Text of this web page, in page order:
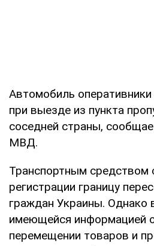
Автомобиль
при выезде из пункта
соседней страны,
МВД.
Транспортным средством
регистрации границу
граждан Украины. Однако
имеющейся информацией
перемещении товаров и